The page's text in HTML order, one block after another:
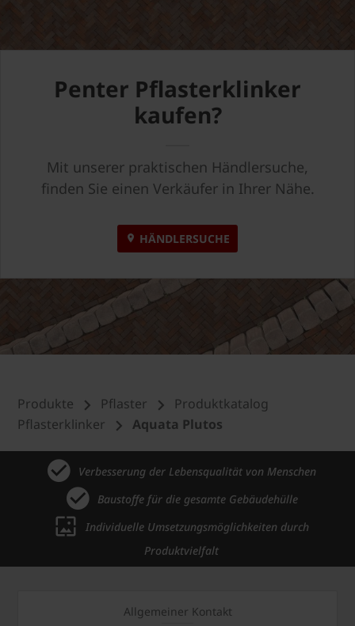
Penter Pflasterklinker
kaufen?
Mit unserer praktischen Händlersuche,
finden Sie einen Verkäufer in Ihrer Nähe.
HÄNDLERSUCHE
Produkte Pflaster
Produktkatalog
Pflasterklinker
Aquata Plutos
Verbesserung der Lebensqualität von Menschen
Baustoffe für die gesamte Gebäudehülle
Individuelle Umsetzungsmöglichkeiten durch
Produktvielfalt
Allgemeiner Kontakt